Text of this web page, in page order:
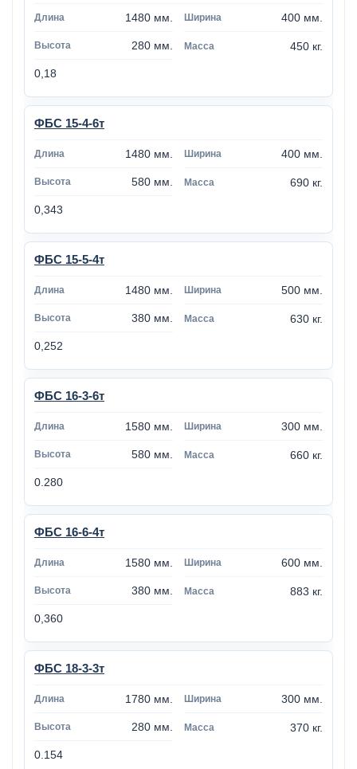
1480 мм. 400 мм.
280 мм. 450 кг.
0,18
ФБС 15-4-6т
1480 мм. 400 мм.
580 мм. 690 кг.
0,343
ФБС 15-5-4т
1480 мм. 500 мм.
380 мм. 630 кг.
0,252
ФБС 16-3-6т
1580 мм. 300 мм.
580 мм. 660 кг.
0.280
ФБС 16-6-4т
1580 мм. 600 мм.
380 мм. 883 кг.
0,360
ФБС 18-3-3т
1780 мм. 300 мм.
280 мм. 370 кг.
0.154